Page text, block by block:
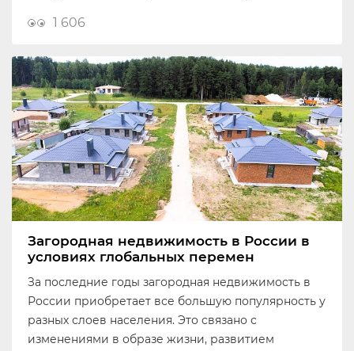
1 606
Загородная недвижимость в России в
условиях глобальных перемен
За последние годы загородная недвижимость в
России приобретает все большую популярность у
разных слоев населения. Это связано с
изменениями в образе жизни, развитием